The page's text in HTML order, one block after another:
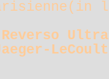
Reverso